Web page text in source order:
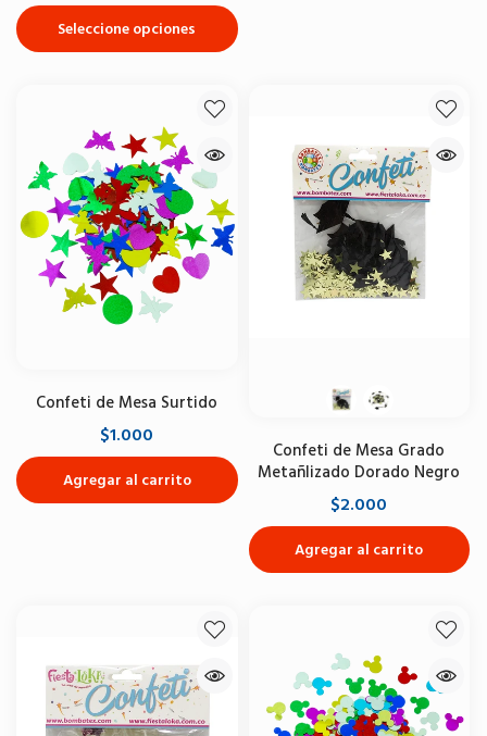
Seleccione opciones
Confeti de Mesa Surtido
$1.000
Agregar al carrito
Confeti de Mesa Grado
Metañlizado Dorado Negro
$2.000
Agregar al carrito